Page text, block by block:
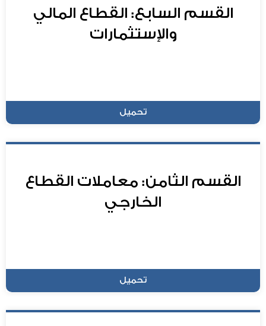
القسم السابع: القطاع المالي
والإستثمارات
تحميل
القسم الثامن: معاملات القطاع
الخارجي
تحميل